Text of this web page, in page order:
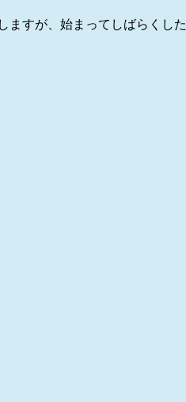
ますが、始まってしばらくした